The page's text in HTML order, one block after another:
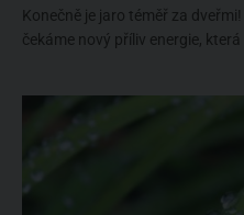
Konečně je jaro téměř za
čekáme nový příliv energie, která